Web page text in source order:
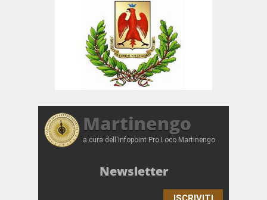
Martinengo
a cura dell'Infopoint Pro Loco Martinengo
Newsletter